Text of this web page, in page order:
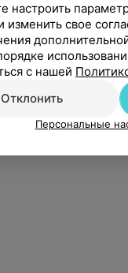
настроить
изменить свое
с нашей
Отклонить
Персональные